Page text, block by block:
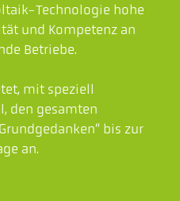
Technologie hohe
und Kompetenz an
Betriebe.
mit speziell
den gesamten
bis zur
an.